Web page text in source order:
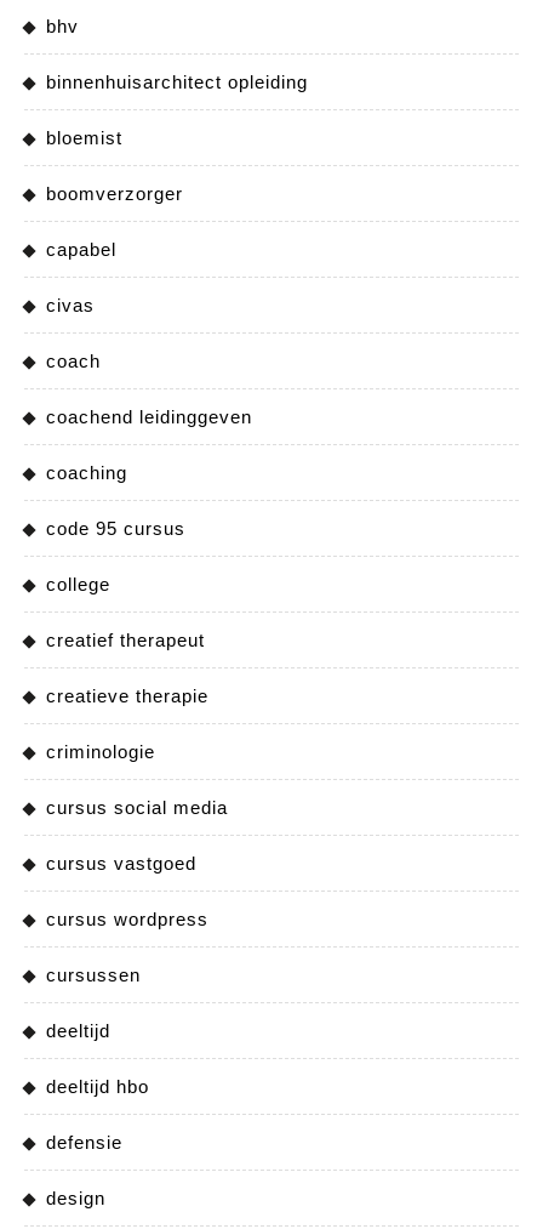
bhv
binnenhuisarchitect opleiding
bloemist
boomverzorger
capabel
civas
coach
coachend leidinggeven
coaching
code 95 cursus
college
creatief therapeut
creatieve therapie
criminologie
cursus social media
cursus vastgoed
cursus wordpress
cursussen
deeltijd
deeltijd hbo
defensie
design